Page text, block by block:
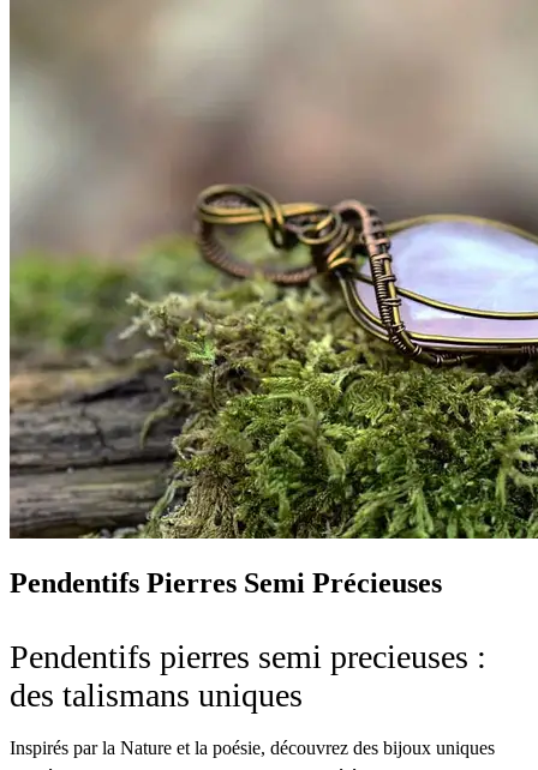
Pendentifs Pierres Semi Précieuses
Pendentifs pierres semi precieuses :
des talismans uniques
Inspirés par la Nature et la poésie, découvrez des bijoux uniques